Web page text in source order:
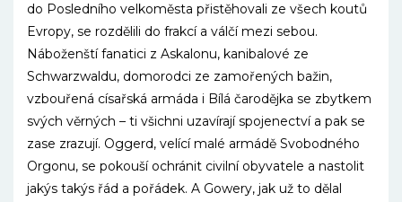
do Posledního velkoměsta přistěhovali ze všech koutů
Evropy, se rozdělili do frakcí a válčí mezi sebou.
Náboženští fanatici z Askalonu, kanibalové ze
Schwarzwaldu, domorodci ze zamořených bažin,
vzbouřená císařská armáda i Bílá čarodějka se zbytkem
svých věrných – ti všichni uzavírají spojenectví a pak se
zase zrazují. Oggerd, velící malé armádě Svobodného
Orgonu, se pokouší ochránit civilní obyvatele a nastolit
jakýs takýs řád a pořádek. A Gowery, jak už to dělal